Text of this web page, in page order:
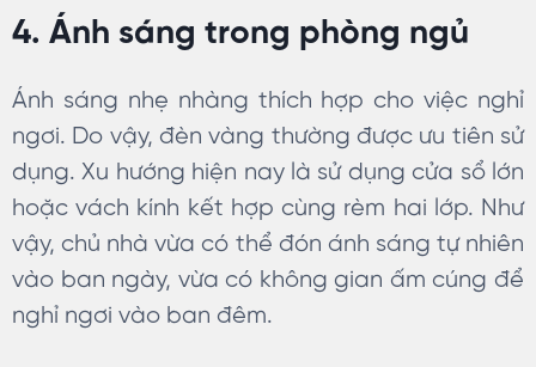
4. Ánh sáng trong phòng ngủ
Ánh sáng nhẹ nhàng thích hợp cho việc nghỉ
ngơi. Do vậy, đèn vàng thường được ưu tiên sử
dụng. Xu hướng hiện nay là sử dụng cửa sổ lớn
hoặc vách kính kết hợp cùng rèm hai lớp. Như
vậy, chủ nhà vừa có thể đón ánh sáng tự nhiên
vào ban ngày, vừa có không gian ấm cúng để
nghỉ ngơi vào ban đêm.